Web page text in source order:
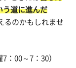
う道に進んだ
るのかもしれませ
：00～7：30）